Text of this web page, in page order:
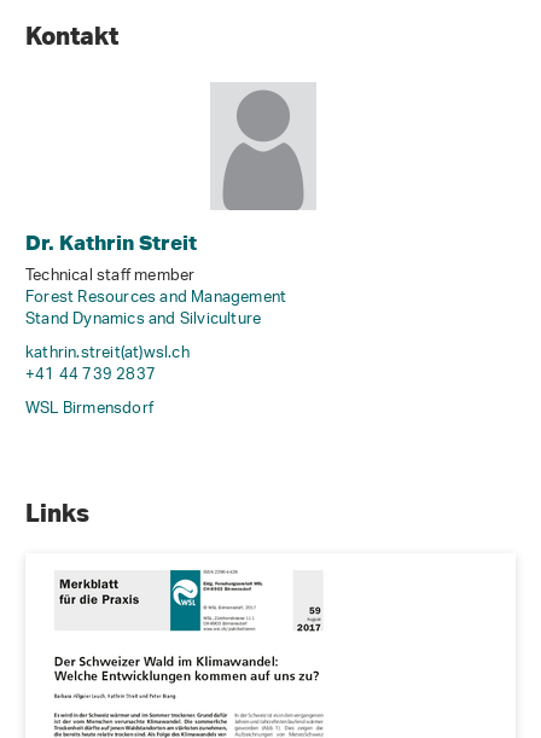
Kontakt
Dr. Kathrin Streit
Technical staff member
Forest Resources and Management
Stand Dynamics and Silviculture
kathrin.streit(at)wsl.ch
+41 44 739 2837
WSL Birmensdorf
Links